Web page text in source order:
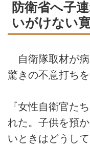
防衛省へ子
いがけない
自衛隊取材が病
驚きの不意打ちを
『女性自衛官た
れた。子供を預
いときはどうし